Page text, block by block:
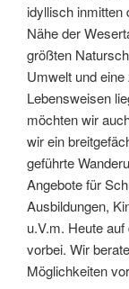
idyllisch inmitten
Nähe der
größten
Umwelt und
Lebensweisen
möchten wir
wir ein
geführte
Angebote für
Ausbildungen,
u.V.m. Heute
vorbei. Wir
Möglichkeiten